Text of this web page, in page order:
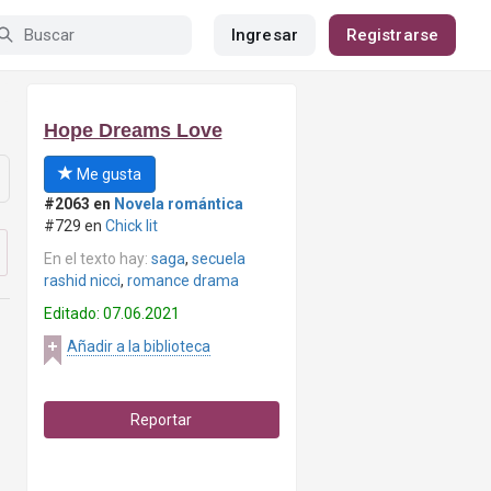
Ingresar Registrarse
Hope Dreams Love
Me gusta
#2063 en Novela romántica
#729 en Chick lit
En el texto hay: saga, secuela
rashid nicci, romance drama
Editado: 07.06.2021
Añadir a la biblioteca
Reportar